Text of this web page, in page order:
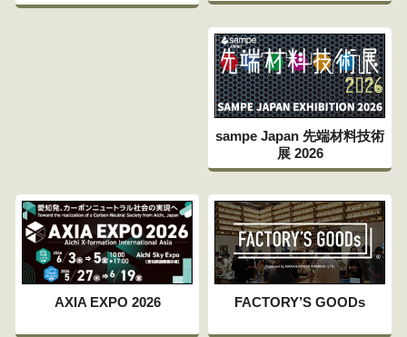
sampe Japan 先端材料技術
展 2026
AXIA EXPO 2026 FACTORY’S GOODs